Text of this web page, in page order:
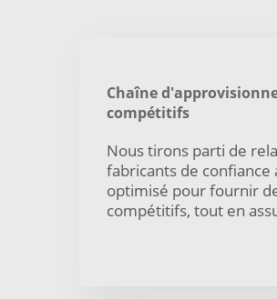
Chaîne
compétitifs
Nous tirons parti de
fabricants de
optimisé pour fournir
compétitifs, tout en